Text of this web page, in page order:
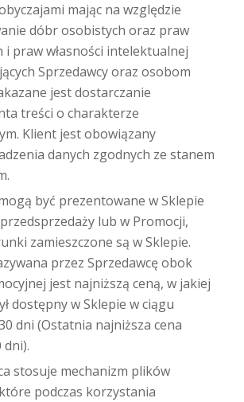
mając na względzie
dóbr osobistych oraz praw
praw własności intelektualnej
Sprzedawcy oraz osobom
jest dostarczanie
treści o charakterze
Klient jest obowiązany
danych zgodnych ze stanem
być prezentowane w Sklepie
lub w Promocji,
zamieszczone są w Sklepie.
przez Sprzedawcę obok
jest najniższą ceną, w jakiej
dostępny w Sklepie w ciągu
dni (Ostatnia najniższa cena
dni).
stosuje mechanizm plików
podczas korzystania